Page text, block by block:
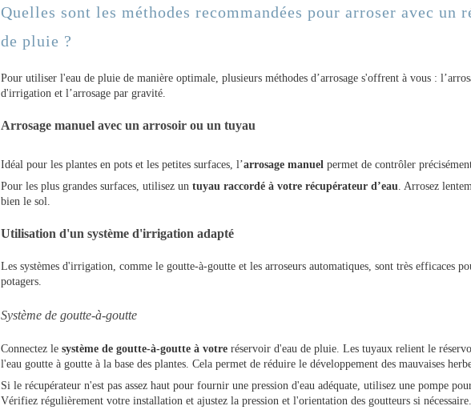
Quelles sont les méthodes recommandées pour arroser avec un
de pluie ?
Pour utiliser l'eau de pluie de manière optimale, plusieurs méthodes d’arrosage s'offrent à vous :
d'irrigation et l’arrosage par gravité.
Arrosage manuel avec un arrosoir ou un tuyau
Idéal pour les plantes en pots et les petites surfaces, l’arrosage manuel permet de contrôler
Pour les plus grandes surfaces, utilisez un tuyau raccordé à votre récupérateur d’eau . Arrosez
bien le sol.
Utilisation d'un système d'irrigation adapté
Les systèmes d'irrigation, comme le goutte-à-goutte et les arroseurs automatiques, sont très efficaces
potagers.
Système de goutte-à-goutte
Connectez le système de goutte-à-goutte à votre réservoir d'eau de pluie. Les tuyaux relient le
l'eau goutte à goutte à la base des plantes. Cela permet de réduire le développement des mauvaises
Si le récupérateur n'est pas assez haut pour fournir une pression d'eau adéquate, utilisez une pompe
Vérifiez régulièrement votre installation et ajustez la pression et l'orientation des goutteurs si nécessaire.